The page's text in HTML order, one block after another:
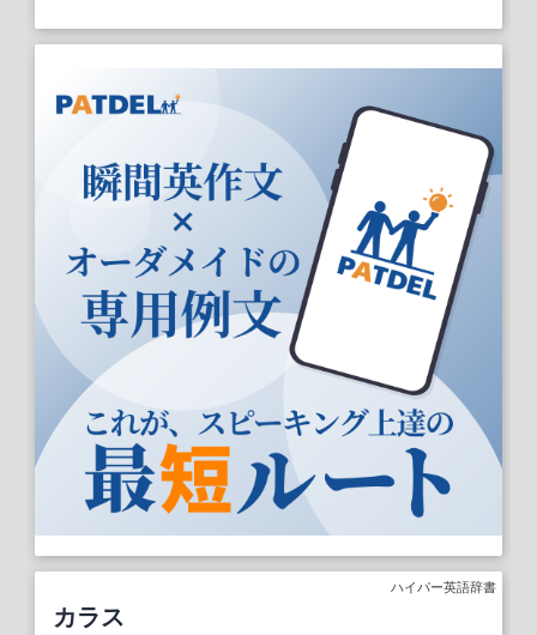
ハイパー英語辞書
カラス